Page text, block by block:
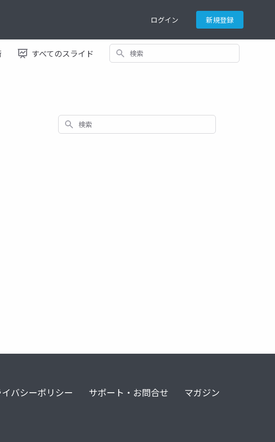
ログイン 新規登録
すべてのスライド 検索
検索
イバシーポリシー サポート・お問合せ マガジン